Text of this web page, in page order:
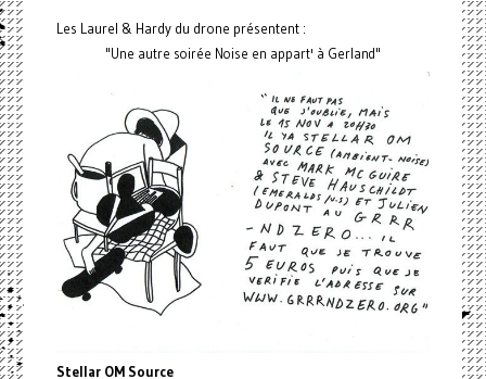
Les Laurel & Hardy du drone présentent :
"Une autre soirée Noise en appart' à Gerland"
Stellar OM Source